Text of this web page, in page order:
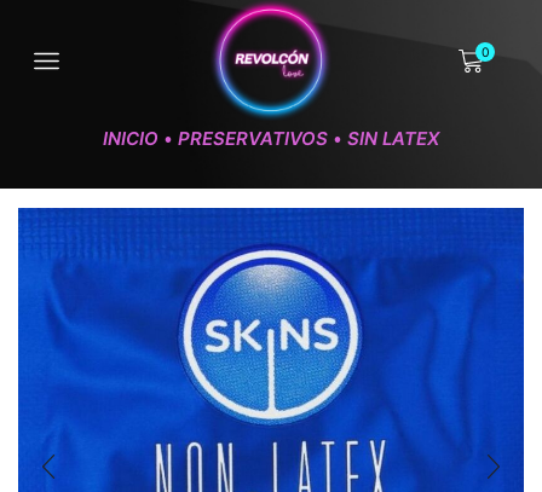
0
INICIO • PRESERVATIVOS • SIN LATEX